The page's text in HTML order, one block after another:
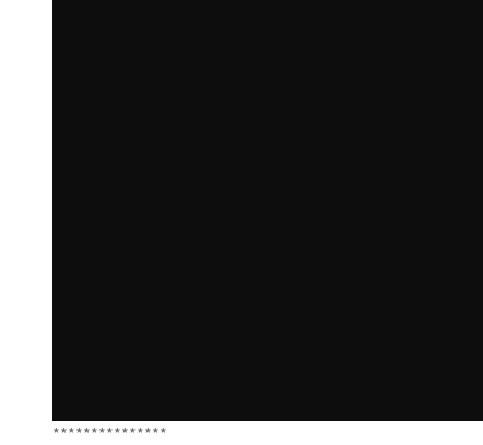
***************